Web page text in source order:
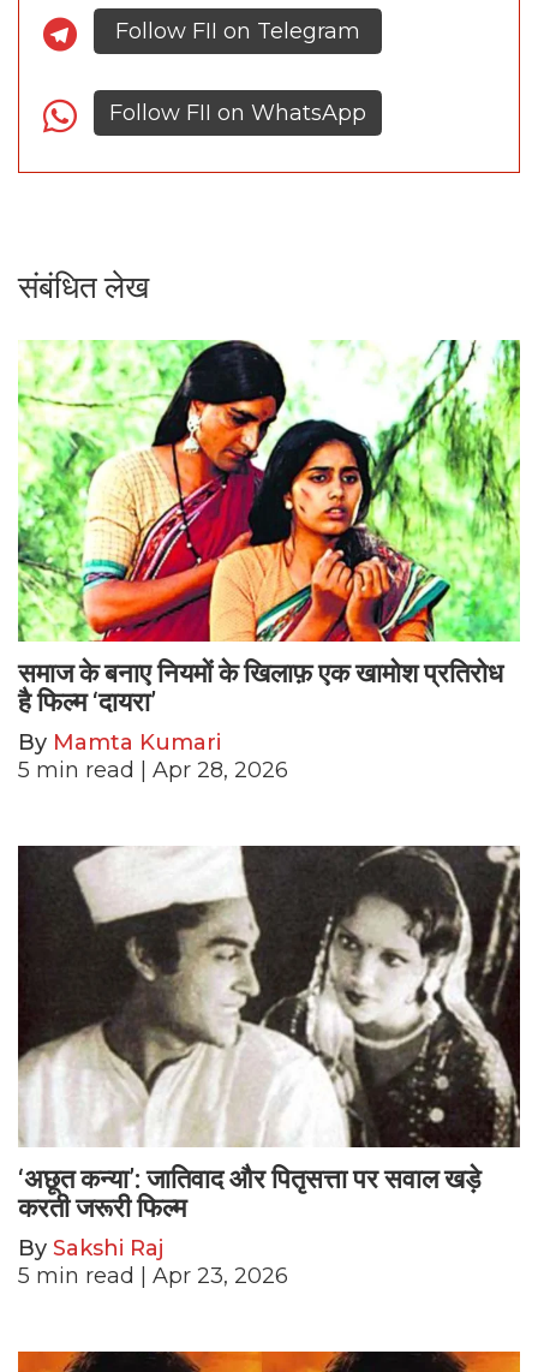
Follow FII on Telegram
Follow FII on WhatsApp
संबंधित लेख
समाज के बनाए नियमों के खिलाफ़ एक खामोश प्रतिरोध
है फिल्म ‘दायरा’
By Mamta Kumari
5 min read | Apr 28, 2026
‘अछूत कन्या’: जातिवाद और पितृसत्ता पर सवाल खड़े
करती जरूरी फिल्म
By Sakshi Raj
5 min read | Apr 23, 2026